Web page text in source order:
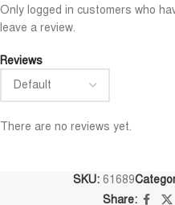
Niloy Abrar

এর পর ফাইল গুলি পেয়েছি।
Reviews
There are no reviews yet.
Only logged in customers who
leave a review.
SKU: 61689
Share: